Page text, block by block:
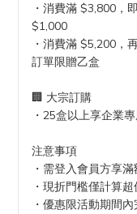
・消費滿 $3,800，
$1,000
・消費滿 $5,200，
訂單限贈乙盒
🏢 大宗訂購
・25盒以上享企業
注意事項
・需登入會員方享
・現折門檻僅計算
・優惠限活動期間